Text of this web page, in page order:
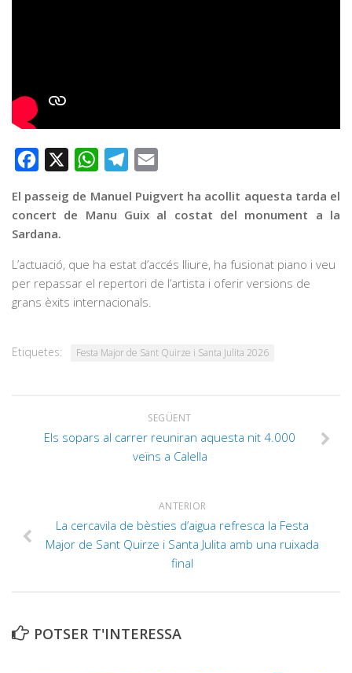
Facebook WhatsAppTelegram
El passeig de Manuel Puigvert ha acollit aquesta tarda el
concert de Manu Guix al costat del monument a la
Sardana.
L’actuació, que ha estat d’accés lliure, ha fusionat piano i veu
per repassar el repertori de l’artista i oferir versions de
grans èxits internacionals.
Etiquetes: Festa Major de Sant Quirze i Santa Julita 2026
SEGÜENT
Els sopars al carrer reuniran aquesta nit 4.000
veïns a Calella
ANTERIOR
La cercavila de bèsties d’aigua refresca la Festa
Major de Sant Quirze i Santa Julita amb una ruixada
final
POTSER T'INTERESSA